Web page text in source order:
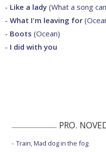
- Like a lady (What a song
- What I'm leaving for (
- Boots (Ocean)
- I did with you
PRO.
Train, Mad dog in the fog